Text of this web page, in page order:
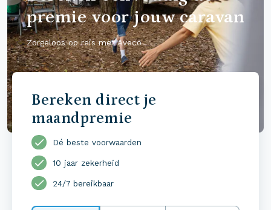
premie voor jouw caravan
Zorgeloos op reis met Aveco
Bereken direct je
maandpremie
Dé beste voorwaarden
10 jaar zekerheid
24/7 bereikbaar